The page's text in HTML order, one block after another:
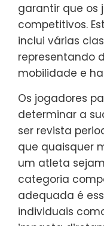
garantir que os
competitivos.
inclui várias
representando
mobilidade e
Os jogadores
determinar a
ser revista
que quaisquer
um atleta
categoria
adequada é
individuais